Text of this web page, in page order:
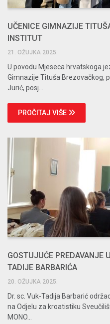
UČENICE GIMNAZIJE
INSTITUT
21. OŽUJKA 2025.
U povodu Mjeseca hrvatskoga
Gimnazije Tituša Brezovačkog,
Jurić, posj...
PROČITAJ VIŠE
GOSTUJUĆE PREDAVANJE
TADIJE BARBARIĆA
20. OŽUJKA 2025.
Dr. sc. Vuk-Tadija Barbarić
na Odjelu za kroatistiku
MONO...